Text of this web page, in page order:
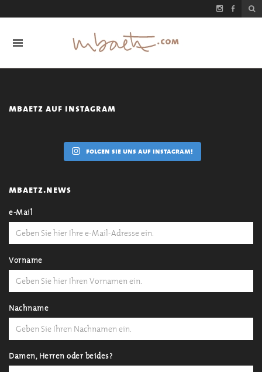
mbaetz auf instagram
folgen sie uns auf instagram!
mbaetz.news
e-Mail
Vorname
Nachname
Damen, Herren oder beides?